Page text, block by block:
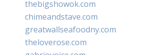
thebigshowok.com
chimeandstave.com
greatwallseafoodny.com
theloverose.com